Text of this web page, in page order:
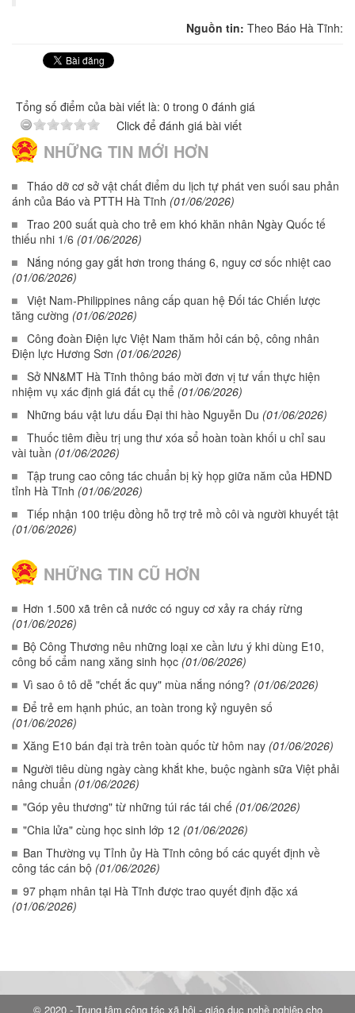
Nguồn tin: Theo Báo Hà Tĩnh:
Tổng số điểm của bài viết là: 0 trong 0 đánh giá
Click để đánh giá bài viết
NHỮNG TIN MỚI HƠN
Tháo dỡ cơ sở vật chất điểm du lịch tự phát ven suối sau phản
ánh của Báo và PTTH Hà Tĩnh (01/06/2026)
Trao 200 suất quà cho trẻ em khó khăn nhân Ngày Quốc tế
thiếu nhi 1/6 (01/06/2026)
Nắng nóng gay gắt hơn trong tháng 6, nguy cơ sốc nhiệt cao
(01/06/2026)
Việt Nam-Philippines nâng cấp quan hệ Đối tác Chiến lược
tăng cường (01/06/2026)
Công đoàn Điện lực Việt Nam thăm hỏi cán bộ, công nhân
Điện lực Hương Sơn (01/06/2026)
Sở NN&MT Hà Tĩnh thông báo mời đơn vị tư vấn thực hiện
nhiệm vụ xác định giá đất cụ thể (01/06/2026)
Những báu vật lưu dấu Đại thi hào Nguyễn Du (01/06/2026)
Thuốc tiêm điều trị ung thư xóa sổ hoàn toàn khối u chỉ sau
vài tuần (01/06/2026)
Tập trung cao công tác chuẩn bị kỳ họp giữa năm của HĐND
tỉnh Hà Tĩnh (01/06/2026)
Tiếp nhận 100 triệu đồng hỗ trợ trẻ mồ côi và người khuyết tật
(01/06/2026)
NHỮNG TIN CŨ HƠN
Hơn 1.500 xã trên cả nước có nguy cơ xảy ra cháy rừng
(01/06/2026)
Bộ Công Thương nêu những loại xe cần lưu ý khi dùng E10,
công bố cẩm nang xăng sinh học (01/06/2026)
Vì sao ô tô dễ "chết ắc quy" mùa nắng nóng? (01/06/2026)
Để trẻ em hạnh phúc, an toàn trong kỷ nguyên số
(01/06/2026)
Xăng E10 bán đại trà trên toàn quốc từ hôm nay (01/06/2026)
Người tiêu dùng ngày càng khắt khe, buộc ngành sữa Việt phải
nâng chuẩn (01/06/2026)
"Góp yêu thương" từ những túi rác tái chế (01/06/2026)
"Chia lửa" cùng học sinh lớp 12 (01/06/2026)
Ban Thường vụ Tỉnh ủy Hà Tĩnh công bố các quyết định về
công tác cán bộ (01/06/2026)
97 phạm nhân tại Hà Tĩnh được trao quyết định đặc xá
(01/06/2026)
© 2020 - Trung tâm công tác xã hội - giáo dục nghề nghiệp cho